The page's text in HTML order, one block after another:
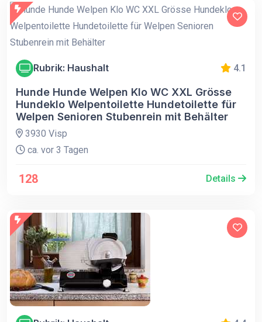
Rubrik: Haushalt 4.1
Hunde Hunde Welpen Klo WC XXL Grösse
Hundeklo Welpentoilette Hundetoilette für
Welpen Senioren Stubenrein mit Behälter
3930 Visp
ca. vor 3 Tagen
128 Details